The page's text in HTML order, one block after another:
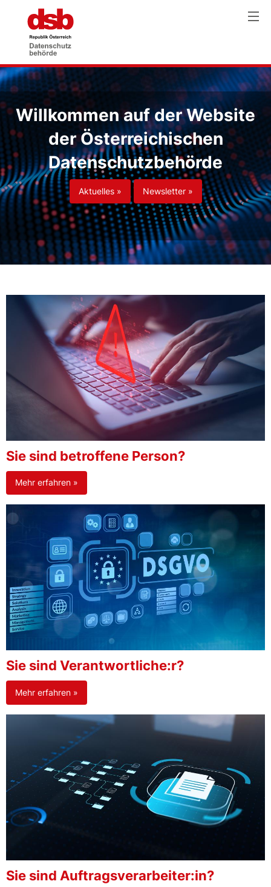
Willkommen auf der Website
der Österreichischen
Datenschutzbehörde
Aktuelles » Newsletter »
Sie sind betroffene Person?
Mehr erfahren »
Sie sind Verantwortliche:r?
Mehr erfahren »
Sie sind Auftragsverarbeiter:in?